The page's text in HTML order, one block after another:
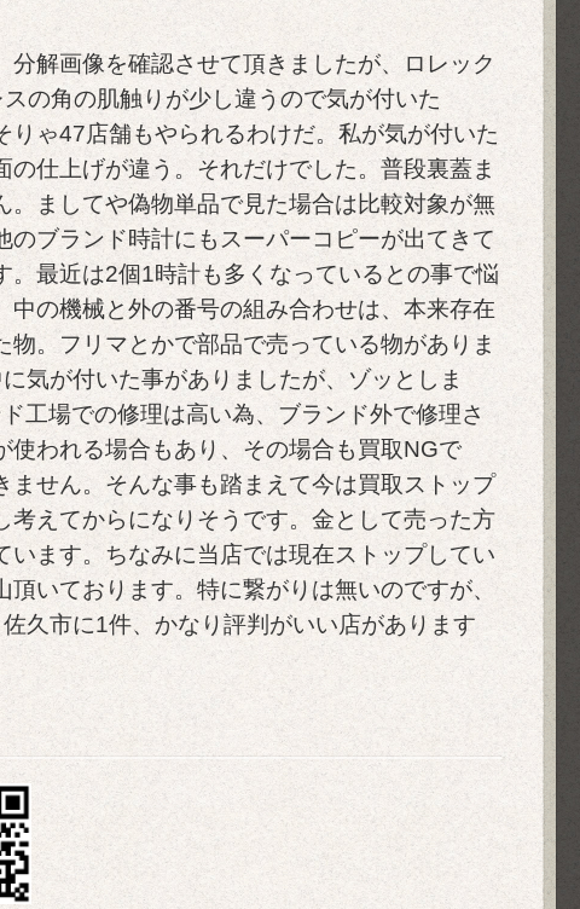
解画像を確認させて頂きましたが、ロレック
の角の肌触りが少し違うので気が付いた
ゃ47店舗もやられるわけだ。私が気が付いた
仕上げが違う。それだけでした。普段裏蓋ま
ましてや偽物単品で見た場合は比較対象が無
ブランド時計にもスーパーコピーが出てきて
最近は2個1時計も多くなっているとの事で悩
の機械と外の番号の組み合わせは、本来存在
。フリマとかで部品で売っている物がありま
気が付いた事がありましたが、ゾッとしま
工場での修理は高い為、ブランド外で修理さ
われる場合もあり、その場合も買取NGで
せん。そんな事も踏まえて今は買取ストップ
えてからになりそうです。金として売った方
ます。ちなみに当店では現在ストップしてい
いております。特に繋がりは無いのですが、
久市に1件、かなり評判がいい店があります